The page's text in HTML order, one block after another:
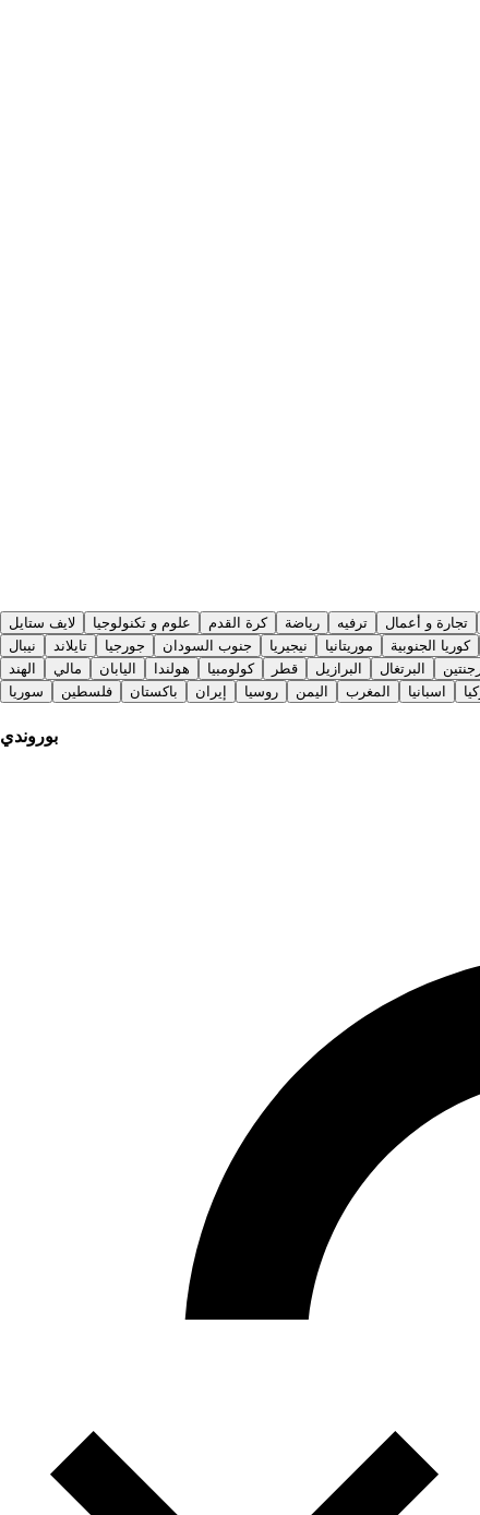
لايف ستايل علوم و تكنولوجيا كرة القدم رياضة ترفيه تجارة و أعمال
نيبال
تايلاند جورجيا جنوب السودان نيجيريا موريتانيا كوريا الجنوبية
الهند
مالي اليابان هولندا كولومبيا قطر البرازيل البرتغال
سوريا
فلسطين باكستان إيران روسيا اليمن المغرب اسبانيا
بوروندي